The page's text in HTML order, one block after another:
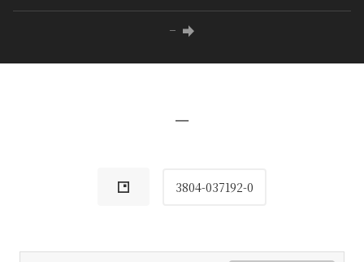
−
−
3804-037192-0